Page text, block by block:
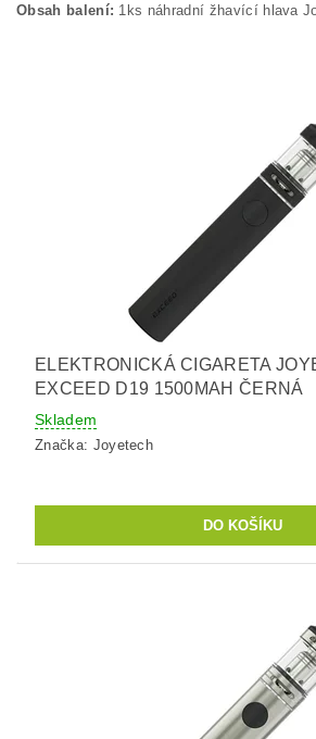
Obsah balení: 1ks náhradní žhavící hlava
ELEKTRONICKÁ CIGARETA
EXCEED D19 1500MAH ČERNÁ
Skladem
Značka: Joyetech